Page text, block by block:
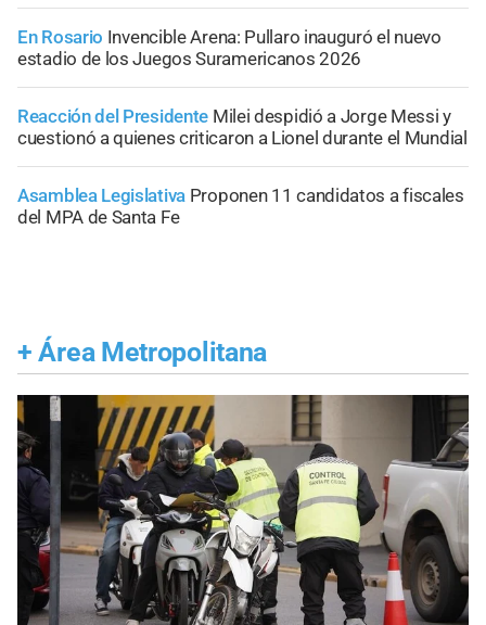
En Rosario Invencible Arena: Pullaro inauguró el nuevo
estadio de los Juegos Suramericanos 2026
Reacción del Presidente Milei despidió a Jorge Messi y
cuestionó a quienes criticaron a Lionel durante el Mundial
Asamblea Legislativa Proponen 11 candidatos a fiscales
del MPA de Santa Fe
+ Área Metropolitana